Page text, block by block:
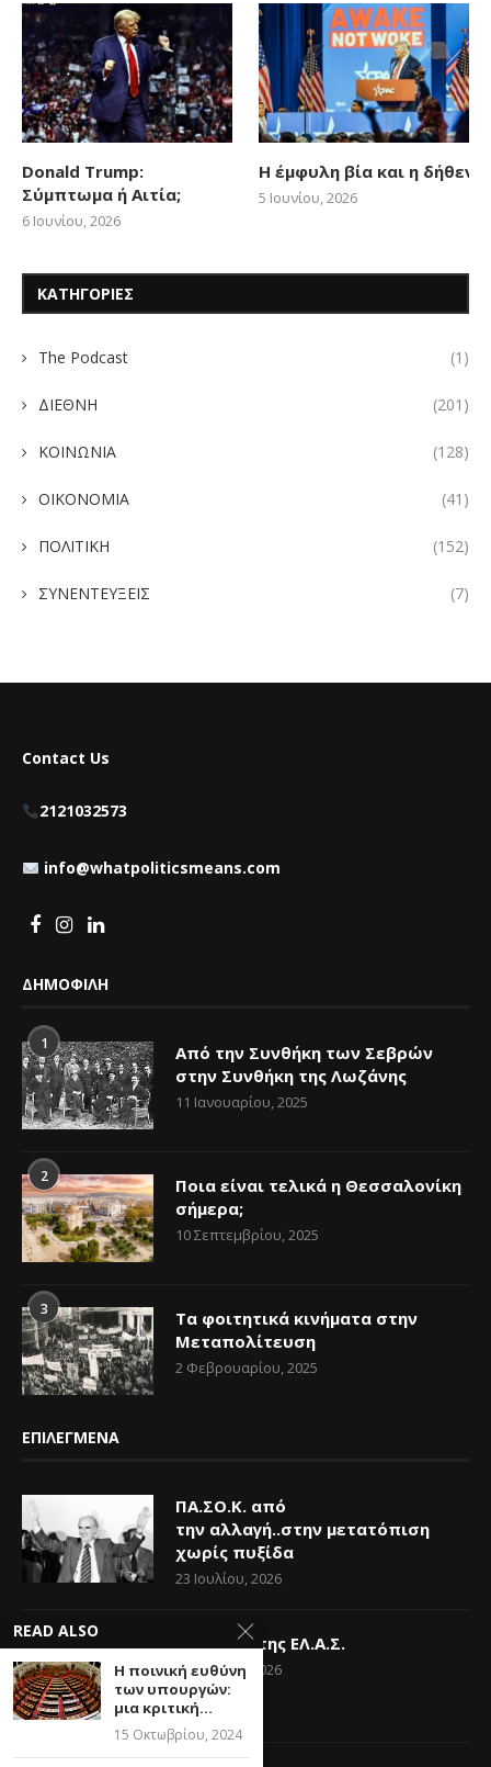
Donald Trump:
Σύμπτωμα ή Αιτία;
6 Ιουνίου, 2026
Η έμφυλη βία και η δήθεν
5 Ιουνίου, 2026
ΚΑΤΗΓΟΡΙΕΣ
The Podcast (1)
ΔΙΕΘΝΗ (201)
ΚΟΙΝΩΝΙΑ (128)
ΟΙΚΟΝΟΜΙΑ (41)
ΠΟΛΙΤΙΚΗ (152)
ΣΥΝΕΝΤΕΥΞΕΙΣ (7)
Contact Us
2121032573
info@whatpoliticsmeans.com
ΔΗΜΟΦΙΛΗ
1
Από την Συνθήκη των Σεβρών
στην Συνθήκη της Λωζάνης
11 Ιανουαρίου, 2025
2
Ποια είναι τελικά η Θεσσαλονίκη
σήμερα;
10 Σεπτεμβρίου, 2025
3
Τα φοιτητικά κινήματα στην
Μεταπολίτευση
2 Φεβρουαρίου, 2025
ΕΠΙΛΕΓΜΕΝΑ
ΠΑ.ΣΟ.Κ. από
την αλλαγή..στην μετατόπιση
χωρίς πυξίδα
23 Ιουλίου, 2026
Η Ελπίδα της ΕΛ.Α.Σ.
14 Ιουνίου, 2026
READ ALSO
Η ποινική ευθύνη
των υπουργών:
μια κριτική...
15 Οκτωβρίου, 2024